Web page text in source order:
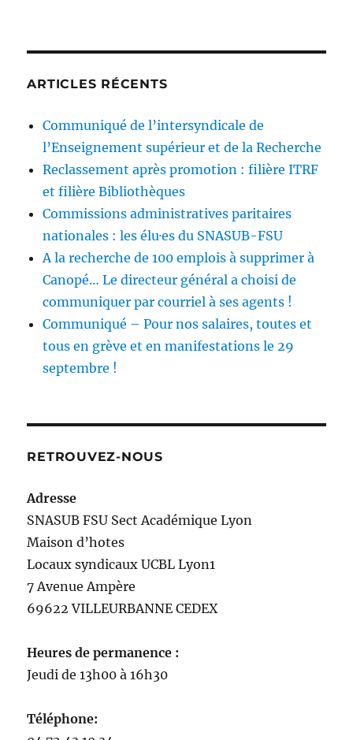
ARTICLES RÉCENTS
Communiqué de l’intersyndicale de
l’Enseignement supérieur et de la Recherche
Reclassement après promotion : filière ITRF
et filière Bibliothèques
Commissions administratives paritaires
nationales : les élu·es du SNASUB-FSU
A la recherche de 100 emplois à supprimer à
Canopé… Le directeur général a choisi de
communiquer par courriel à ses agents !
Communiqué – Pour nos salaires, toutes et
tous en grève et en manifestations le 29
septembre !
RETROUVEZ-NOUS
Adresse
SNASUB FSU Sect Académique Lyon
Maison d’hotes
Locaux syndicaux UCBL Lyon1
7 Avenue Ampère
69622 VILLEURBANNE CEDEX
Heures de permanence :
Jeudi de 13h00 à 16h30
Téléphone: